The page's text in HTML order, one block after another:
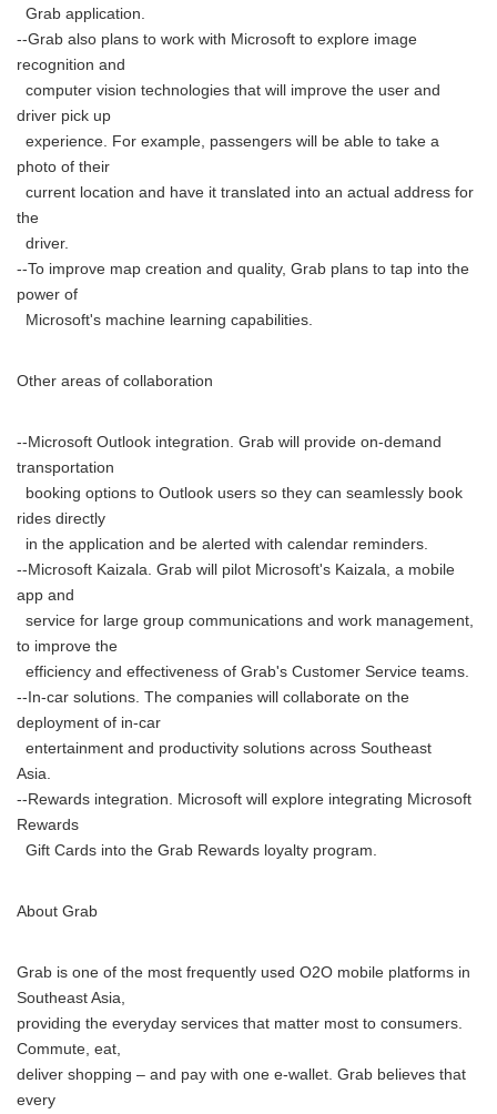
Grab application.
--Grab also plans to work with Microsoft to explore image
recognition and
computer vision technologies that will improve the user and
driver pick up
experience. For example, passengers will be able to take a
photo of their
current location and have it translated into an actual address for
the
driver.
--To improve map creation and quality, Grab plans to tap into the
power of
Microsoft's machine learning capabilities.
Other areas of collaboration
--Microsoft Outlook integration. Grab will provide on-demand
transportation
booking options to Outlook users so they can seamlessly book
rides directly
in the application and be alerted with calendar reminders.
--Microsoft Kaizala. Grab will pilot Microsoft's Kaizala, a mobile
app and
service for large group communications and work management,
to improve the
efficiency and effectiveness of Grab's Customer Service teams.
--In-car solutions. The companies will collaborate on the
deployment of in-car
entertainment and productivity solutions across Southeast
Asia.
--Rewards integration. Microsoft will explore integrating Microsoft
Rewards
Gift Cards into the Grab Rewards loyalty program.
About Grab
Grab is one of the most frequently used O2O mobile platforms in
Southeast Asia,
providing the everyday services that matter most to consumers.
Commute, eat,
deliver shopping – and pay with one e-wallet. Grab believes that
every
English